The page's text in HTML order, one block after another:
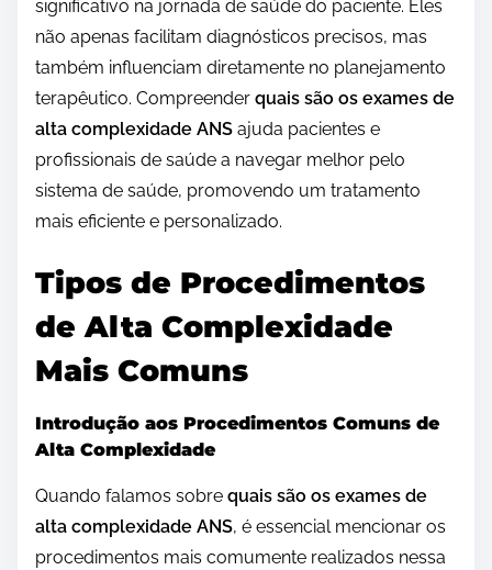
significativo na jornada de saúde do paciente. Eles
não apenas facilitam diagnósticos precisos, mas
também influenciam diretamente no planejamento
terapêutico. Compreender quais são os exames de
alta complexidade ANS ajuda pacientes e
profissionais de saúde a navegar melhor pelo
sistema de saúde, promovendo um tratamento
mais eficiente e personalizado.
Tipos de Procedimentos
de Alta Complexidade
Mais Comuns
Introdução aos Procedimentos Comuns de
Alta Complexidade
Quando falamos sobre quais são os exames de
alta complexidade ANS, é essencial mencionar os
procedimentos mais comumente realizados nessa